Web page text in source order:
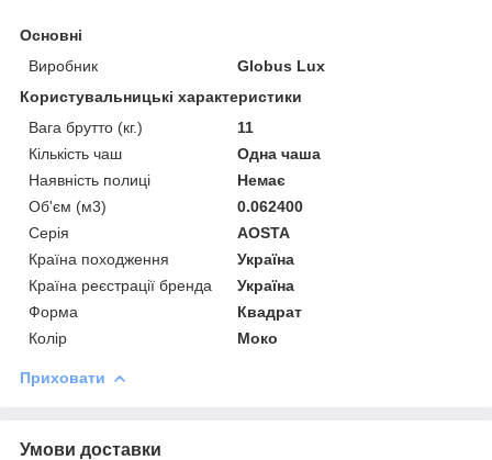
Основні
Виробник
Globus Lux
Користувальницькі характеристики
Вага брутто (кг.)
11
Кількість чаш
Одна чаша
Наявність полиці
Немає
Об'єм (м3)
0.062400
Серія
AOSTA
Країна походження
Україна
Країна реєстрації бренда
Україна
Форма
Квадрат
Колір
Моко
Приховати
Умови доставки